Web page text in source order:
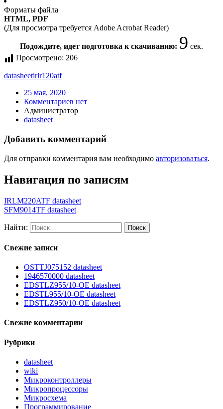
Форматы файла
HTML, PDF
(Для просмотра требуется Adobe Acrobat Reader)
Подождите, идет подготовка к скачиванию: 9 сек.
Просмотрено: 206
datasheetirlr120atf
25 мая, 2020
Комментариев нет
Администратор
datasheet
Добавить комментарий
Для отправки комментария вам необходимо авторизоваться.
Навигация по записям
IRLM220ATF datasheet
SFM9014TF datasheet
Найти:
Свежие записи
OSTTJ075152 datasheet
1946570000 datasheet
EDSTLZ955/10-OE datasheet
EDSTL955/10-OE datasheet
EDSTLZ950/10-OE datasheet
Свежие комментарии
Рубрики
datasheet
wiki
Микроконтроллеры
Микропроцессоры
Микросхема
Программирование